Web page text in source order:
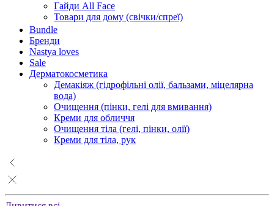
Гайди All Face
Товари для дому (свічки/спреї)
Bundle
Бренди
Nastya loves
Sale
Дерматокосметика
Демакіяж (гідрофільні олії, бальзами, міцелярна
вода)
Очищення (пінки, гелі для вмивання)
Креми для обличчя
Очищення тіла (гелі, пінки, олії)
Креми для тіла, рук